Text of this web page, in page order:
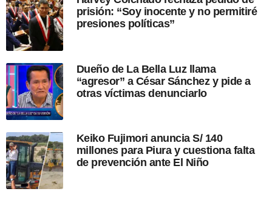
b
l
c
i
ó
prisión: “Soy inocente y no permitiré
presiones políticas”
Dueño de La Bella Luz llama
“agresor” a César Sánchez y pide a
otras víctimas denunciarlo
Keiko Fujimori anuncia S/ 140
millones para Piura y cuestiona falta
de prevención ante El Niño